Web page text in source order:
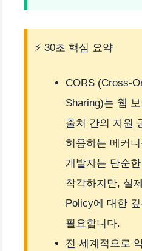
⚡ 30초 핵심 요약
CORS (Cross-
Sharing)는 웹
출처 간의 자원
허용하는 메커
개발자는 단순
착각하지만, 실
Policy에 대한
필요합니다.
전 세계적으로